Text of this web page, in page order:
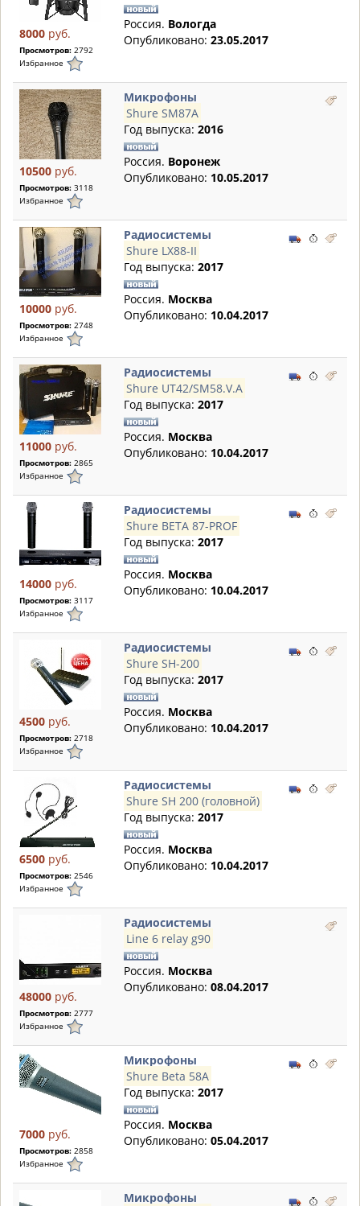
8000 руб.
Просмотров: 2792
Избранное
Россия. Вологда
Опубликовано: 23.05.2017
10500 руб.
Просмотров: 3118
Избранное
Микрофоны
Shure SM87A
Год выпуска: 2016
Россия. Воронеж
Опубликовано: 10.05.2017
10000 руб.
Просмотров: 2748
Избранное
Радиосистемы
Shure LX88-II
Год выпуска: 2017
Россия. Москва
Опубликовано: 10.04.2017
11000 руб.
Просмотров: 2865
Избранное
Радиосистемы
Shure UT42/SM58.V.A
Год выпуска: 2017
Россия. Москва
Опубликовано: 10.04.2017
14000 руб.
Просмотров: 3117
Избранное
Радиосистемы
Shure BETA 87-PROF
Год выпуска: 2017
Россия. Москва
Опубликовано: 10.04.2017
4500 руб.
Просмотров: 2718
Избранное
Радиосистемы
Shure SH-200
Год выпуска: 2017
Россия. Москва
Опубликовано: 10.04.2017
6500 руб.
Просмотров: 2546
Избранное
Радиосистемы
Shure SH 200 (головной)
Год выпуска: 2017
Россия. Москва
Опубликовано: 10.04.2017
48000 руб.
Просмотров: 2777
Избранное
Радиосистемы
Line 6 relay g90
Россия. Москва
Опубликовано: 08.04.2017
7000 руб.
Просмотров: 2858
Избранное
Микрофоны
Shure Beta 58A
Год выпуска: 2017
Россия. Москва
Опубликовано: 05.04.2017
Микрофоны